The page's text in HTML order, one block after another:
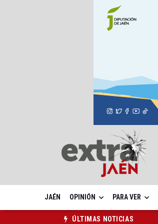
JAÉN OPINIÓN PARA VER
ÚLTIMAS NOTICIAS